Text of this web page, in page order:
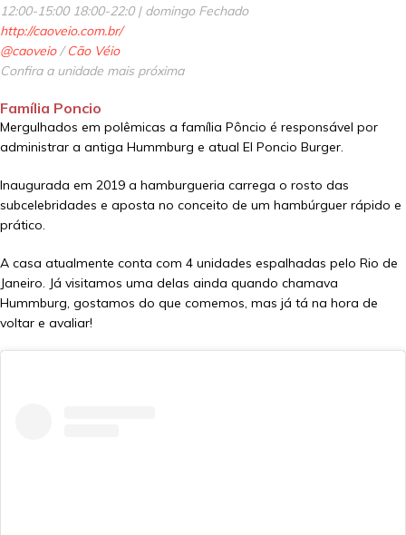
12:00-15:00 18:00-22:0 | domingo Fechado
http://caoveio.com.br/
@caoveio/Cão Véio
Confira a unidade mais próxima
Família Poncio
Mergulhados em polêmicas a família Pôncio é responsável por
administrar a antiga Hummburg e atual El Poncio Burger.
Inaugurada em 2019 a hamburgueria carrega o rosto das
subcelebridades e aposta no conceito de um hambúrguer rápido e
prático.
A casa atualmente conta com 4 unidades espalhadas pelo Rio de
Janeiro. Já visitamos uma delas ainda quando chamava
Hummburg, gostamos do que comemos, mas já tá na hora de
voltar e avaliar!